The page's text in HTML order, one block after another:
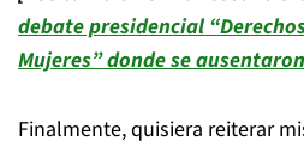
debate presidencial
Mujeres” donde se
Finalmente, quisiera reiterar